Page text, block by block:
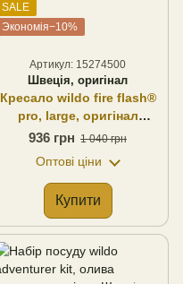
SALE
Экономія−10%
Артикул: 15274500
Швеція, оригінал
Кресало wildo fire flash®
pro, large, оригінал
Швеція
936 грн 1 040 грн
Оптові ціни
Купити